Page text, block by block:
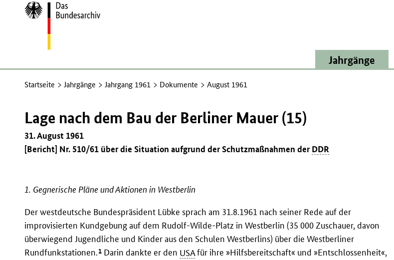
Zur
Startseite
Jahrgänge
Startseite Jahrgänge Jahrgang 1961 Dokumente August 1961
Lage nach dem Bau der Berliner Mauer (15)
31. August 1961
[Bericht] Nr. 510/61 über die Situation aufgrund der Schutzmaßnahmen derDDR
1. Gegnerische Pläne und Aktionen in Westberlin
Der westdeutsche Bundespräsident Lübke sprach am 31.8.1961 nach seiner Rede auf der
improvisierten Kundgebung auf dem Rudolf-Wilde-Platz in Westberlin (35 000 Zuschauer, davon
überwiegend Jugendliche und Kinder aus den Schulen Westberlins) über die Westberliner
Rundfunkstationen.1 Darin dankte er den USAfür ihre »Hilfsbereitschaft« und »Entschlossenheit«,